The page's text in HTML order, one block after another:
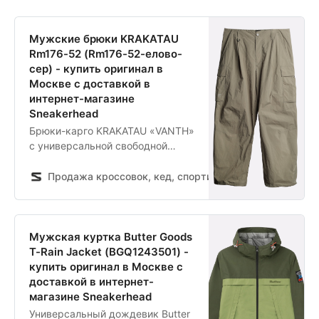
Мужские брюки KRAKATAU
Rm176-52 (Rm176-52-елово-
сер) - купить оригинал в
Москве с доставкой в
интернет-магазине
Sneakerhead
Брюки-карго KRAKATAU «VANTH»
c универсальной свободной
быстросохнущего нейлона со
оснащены 6 карманами и RFID-
защитой на заднем кармане,
предотвращающей считывание
бесконтактных карт. Откройте
раздел KRAKATAU на
официальном сайте
Продажа кроссовок, кед, спортивной обуви и
Мужская куртка Butter Goods
T-Rain Jacket (BGQ1243501) -
купить оригинал в Москве с
доставкой в интернет-
магазине Sneakerhead
Универсальный дождевик Butter